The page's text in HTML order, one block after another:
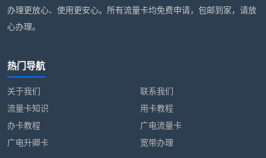
办理更放心、使用更安心。所有流量卡均免费申请，包邮到家，请放
心办理。
热门导航
关于我们
联系我们
流量卡知识
用卡教程
办卡教程
广电流量卡
广电升卿卡
宽带办理